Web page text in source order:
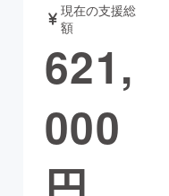
書籍・雑誌
チャレンジ
現在の支援総
額
621,
000